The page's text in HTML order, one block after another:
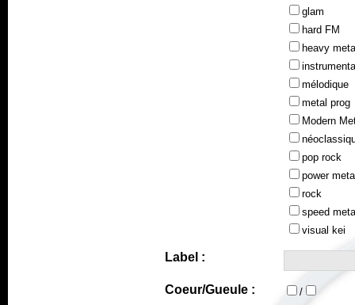
glam
hard FM
heavy
mélodique
metal prog
Modern
pop rock
power
rock
speed
visual kei
Label :
Coeur/Gueule : /